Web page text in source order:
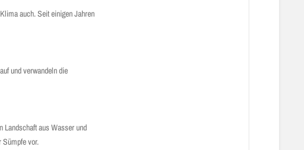
auch. Seit einigen Jahren
und verwandeln die
Landschaft aus Wasser und
Sümpfe vor.